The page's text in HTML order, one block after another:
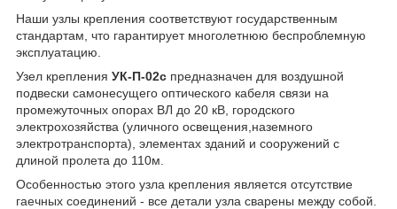
Наши узлы крепления соответствуют государственным
стандартам, что гарантирует многолетнюю беспроблемную
эксплуатацию.
Узел крепления УК-П-02с предназначен для воздушной
подвески самонесущего оптического кабеля связи на
промежуточных опорах ВЛ до 20 кВ, городского
электрохозяйства (уличного освещения,наземного
электротранспорта), элементах зданий и сооружений с
длиной пролета до 110м.
Особенностью этого узла крепления является отсутствие
гаечных соединений - все детали узла сварены между собой.